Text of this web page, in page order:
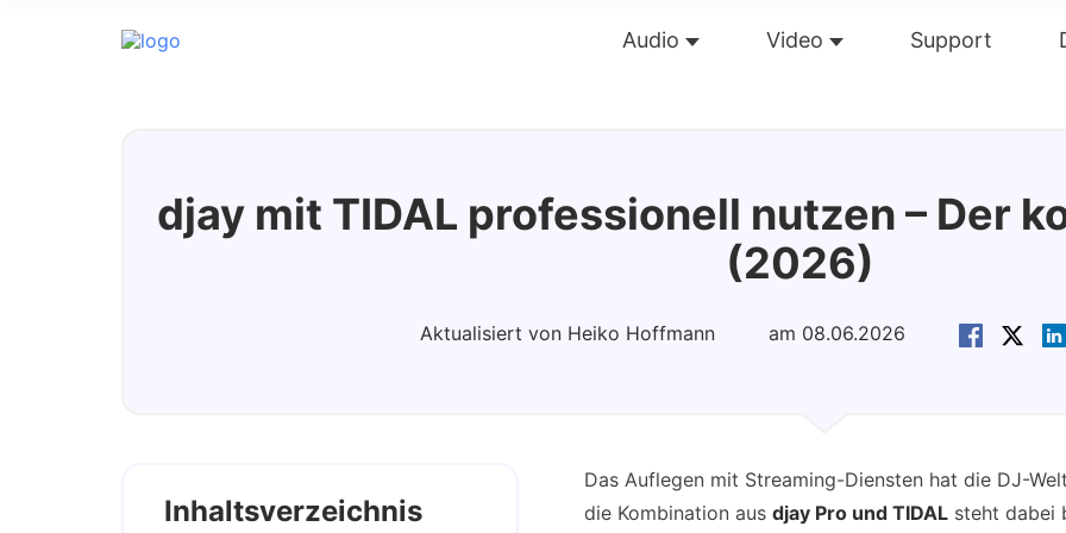
Audio Video Support
djay mit TIDAL professionell nutzen – Der
(2026)
Aktualisiert von Heiko Hoffmann am 08.06.2026
Inhaltsverzeichnis
Das Auflegen mit Streaming-Diensten hat die DJ-
die Kombination aus djay Pro und TIDAL steht dabei